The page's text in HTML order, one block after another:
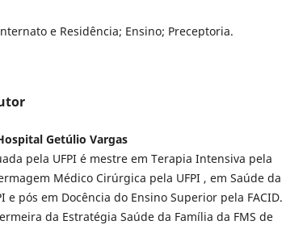
e Residência; Ensino; Preceptoria.
Getúlio Vargas
pela UFPI é mestre em Terapia Intensiva pela
Médico Cirúrgica pela UFPI , em Saúde da
e pós em Docência do Ensino Superior pela FACID.
da Estratégia Saúde da Família da FMS de